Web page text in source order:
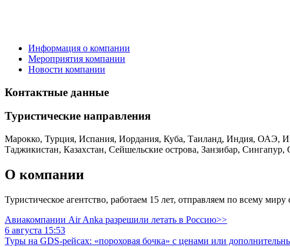
Информация о компании
Мероприятия компании
Новости компании
Контактные данные
Туристическиe направления
Марокко, Турция, Испания, Иордания, Куба, Таиланд, Индия, ОАЭ,
Таджикистан, Казахстан, Сейшельские острова, Занзибар,
О компании
Туристическое агентство, работаем 15 лет, отправляем по всему
Авиакомпании Air Anka разрешили летать в Россию>>
6 августа 15:53
Туры на GDS-рейсах: «пороховая бочка» с ценами или